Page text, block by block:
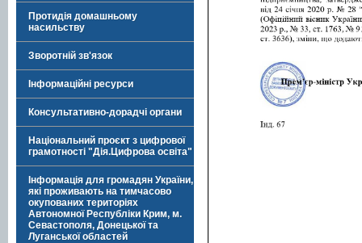
Протидія домашньому
насильству
Зворотній зв'язок
Інформаційні ресурси
Консультативно-дорадчі органи
Національний проєкт з цифрової
грамотності "Дія.Цифрова освіта"
Інформація для громадян України,
які проживають на тимчасово
окупованих територіях
Автономної Республіки Крим, м.
Севастополя, Донецької та
Луганської областей